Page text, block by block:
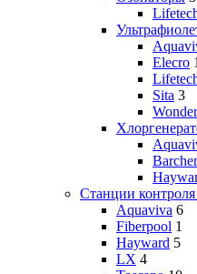
Elecro
Sita 3
Wonder
Станции
Aquaviva 6
Fiberpool 1
Hayward 5
LX 4